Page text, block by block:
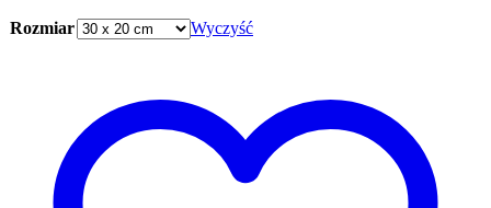
Rozmiar Wyczyść